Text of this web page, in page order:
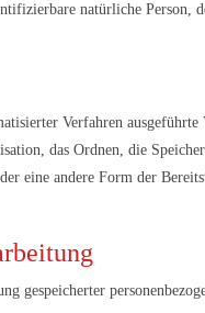
natürliche Person,
Verfahren
das Ordnen, die
eine andere Form der
gespeicherter